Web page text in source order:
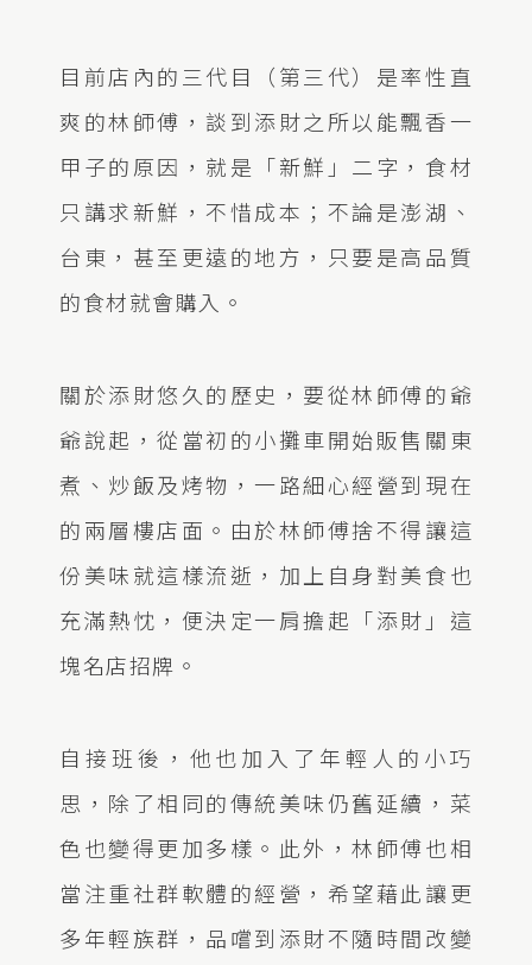
目前店內的三代目（第三代）是率性直
爽的林師傅，談到添財之所以能飄香一
甲子的原因，就是「新鮮」二字，食材
只講求新鮮，不惜成本；不論是澎湖、
台東，甚至更遠的地方，只要是高品質
的食材就會購入。
關於添財悠久的歷史，要從林師傅的爺
爺說起，從當初的小攤車開始販售關東
煮、炒飯及烤物，一路細心經營到現在
的兩層樓店面。由於林師傅捨不得讓這
份美味就這樣流逝，加上自身對美食也
充滿熱忱，便決定一肩擔起「添財」這
塊名店招牌。
自接班後，他也加入了年輕人的小巧
思，除了相同的傳統美味仍舊延續，菜
色也變得更加多樣。此外，林師傅也相
當注重社群軟體的經營，希望藉此讓更
多年輕族群，品嚐到添財不隨時間改變